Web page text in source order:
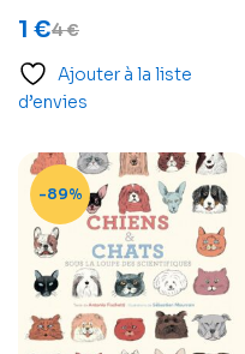
diront jamais
4€
1 €
Ajouter à la liste
d’envies
-89%